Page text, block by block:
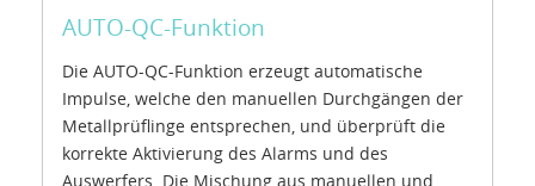
AUTO-QC-Funktion
Die AUTO-QC-Funktion erzeugt automatische
Impulse, welche den manuellen Durchgängen der
Metallprüflinge entsprechen, und überprüft die
korrekte Aktivierung des Alarms und des
Auswerfers. Die Mischung aus manuellen und